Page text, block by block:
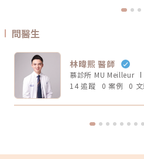
定。電波多半是熱感、刺熱感；音波則
不能單純說哪一個一定比較痛。Q2：電
波音波屬於非侵入式療程，通常不需要
個人體質與療程設定而定。Q3：年輕人
防初老、改善膚質鬆弛，可以先從電波
已經有明顯輪廓下垂，也可以和醫師討
厚度、脂肪量、鬆弛程度更重要。Q4：
能完全取代。電波音波適合輕度到中度
是非常明顯的皮膚鬆垂或組織下滑，仍
Q5：電波音波多久做一次？每個人的老
果規劃，不建議自己照網路頻率硬套。
合自己的療程電波跟音波都是常見的非
操作、療程規劃是否真的符合自身臉部
線條、核心、柔軟度，還是想增加肌力
做完會立刻小臉嗎？很多人期待電波做
整。電波拉提不是抽脂，也不是溶脂，
得臉比較緊、線條比較順，但真正的膠
方也提到效果可立即出現，並隨時間改
「瞬間換臉」而是「慢慢變緊、變順、
論選無雙電波或鳳凰電波，療程前都建
哺乳 是否有心律調節器或植入式電子裝
有嚴重皮膚發炎、傷口或感染 近期是否
特殊體質 是否正在服用影響皮膚修復的
知醫療院所，即便是非侵入式療程，也
護： 加強保濕 避免過度去角質 做好防曬
問醫生
林暐熙 醫師
慕診所 MU Meilleur
14 追蹤
0 案例 0 文